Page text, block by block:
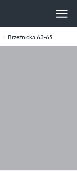
Brzeźnicka 63-65